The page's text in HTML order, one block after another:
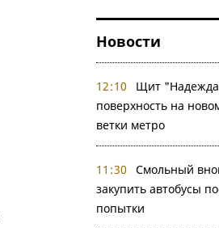
Новости
12:10
Щит
поверхность на
ветки метро
11:30
Смольный
закупить автобусы
попытки